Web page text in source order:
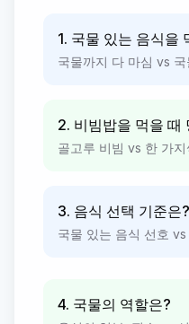
1. 국물 있는 음식을
국물까지 다 마심 vs 국
2. 비빔밥을 먹을 때
골고루 비빔 vs 한 가지
3. 음식 선택 기준은?
국물 있는 음식 선호
4. 국물의 역할은?